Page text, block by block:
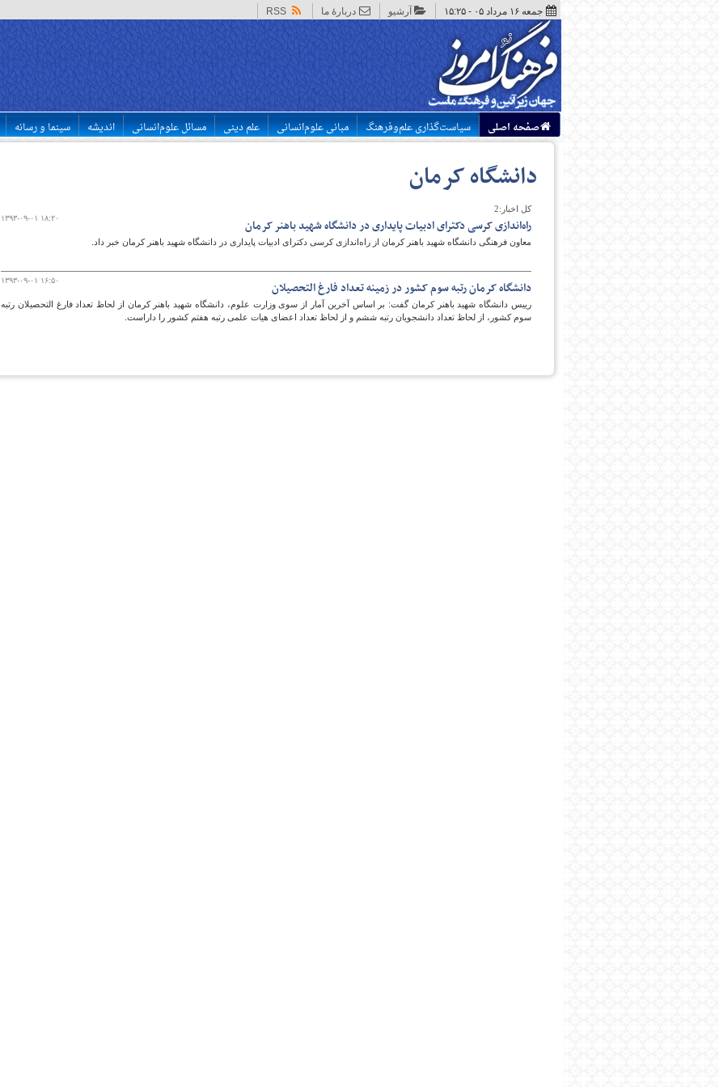
جمعه ۱۶ مرداد ۰۵ - ۱۵:۲۵ آرشیو دربارهٔ ما RSS
صفحه اصلی سیاست‌گذاری علم‌وفرهنگ مبانی علوم‌انسانی علم دینی مسائل علوم‌انسانی اندیشه سینما و رسانه
دانشگاه کرمان
کل اخبار:2
۱۳۹۳-۰۹-۰۱ ۱۸:۲۰ راه‌اندازی کرسی دکترای ادبیات پایداری در دانشگاه شهید باهنر کرمان
معاون فرهنگی دانشگاه شهید باهنر کرمان از راه‌اندازی کرسی دکترای ادبیات پایداری در دانشگاه شهید باهنر کرمان خبر داد.
۱۳۹۳-۰۹-۰۱ ۱۶:۵۰ دانشگاه کرمان رتبه سوم کشور در زمینه تعداد فارغ التحصیلان
رییس دانشگاه شهید باهنر کرمان گفت: بر اساس آخرین آمار از سوی وزارت علوم، دانشگاه شهید باهنر کرمان از لحاظ تعداد فارغ التحصیلان رتبه
سوم کشور، از لحاظ تعداد دانشجویان رتبه ششم و از لحاظ تعداد اعضای هیات علمی رتبه هفتم کشور را داراست.